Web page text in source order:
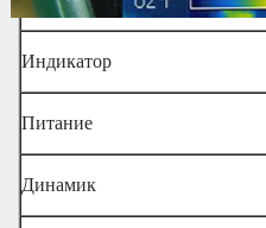
Индикатор
Питание
Динамик